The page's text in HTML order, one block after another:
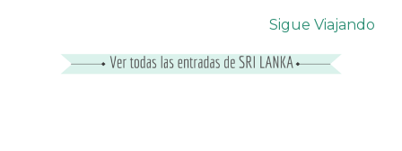
Sigue Viajando